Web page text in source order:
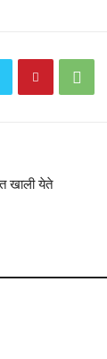
खाली येते